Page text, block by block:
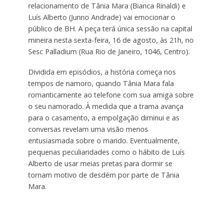
relacionamento de Tânia Mara (Bianca Rinaldi) e
Luís Alberto (Junno Andrade) vai emocionar o
público de BH. A peça terá única sessão na capital
mineira nesta sexta-feira, 16 de agosto, às 21h, no
Sesc Palladium (Rua Rio de Janeiro, 1046, Centro).
Dividida em episódios, a história começa nos
tempos de namoro, quando Tânia Mara fala
romanticamente ao telefone com sua amiga sobre
o seu namorado. À medida que a trama avança
para o casamento, a empolgação diminui e as
conversas revelam uma visão menos
entusiasmada sobre o marido. Eventualmente,
pequenas peculiaridades como o hábito de Luís
Alberto de usar meias pretas para dormir se
tornam motivo de desdém por parte de Tânia
Mara.